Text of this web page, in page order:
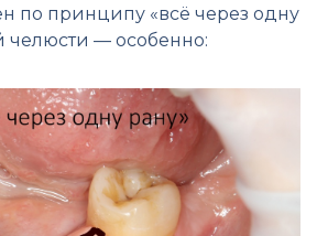
по принципу «всё через одну
челюсти — особенно: